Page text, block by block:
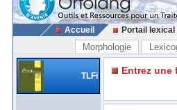
Accueil Portail lexical
Morphologie
TLFi Entrez une